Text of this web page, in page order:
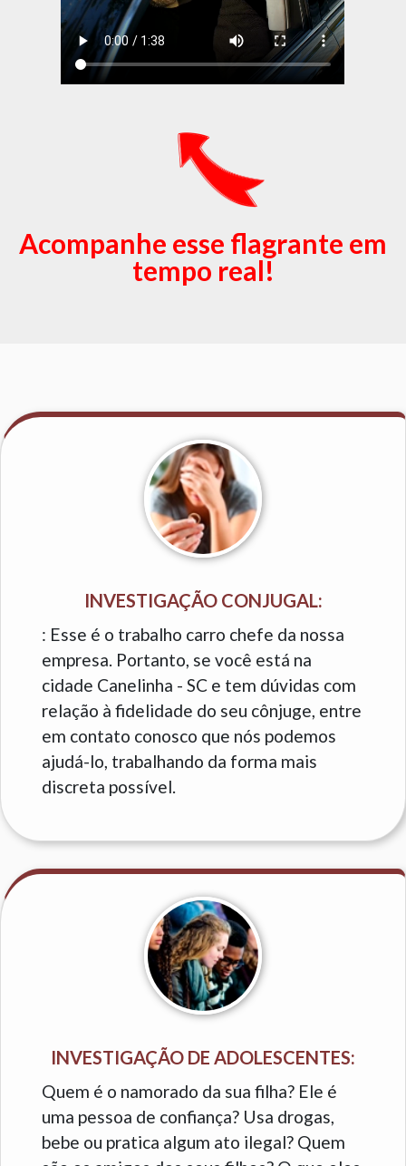
Acompanhe esse flagrante em
tempo real!
INVESTIGAÇÃO CONJUGAL:
: Esse é o trabalho carro chefe da nossa
empresa. Portanto, se você está na
cidade Canelinha - SC e tem dúvidas com
relação à fidelidade do seu cônjuge, entre
em contato conosco que nós podemos
ajudá-lo, trabalhando da forma mais
discreta possível.
INVESTIGAÇÃO DE ADOLESCENTES:
Quem é o namorado da sua filha? Ele é
uma pessoa de confiança? Usa drogas,
bebe ou pratica algum ato ilegal? Quem